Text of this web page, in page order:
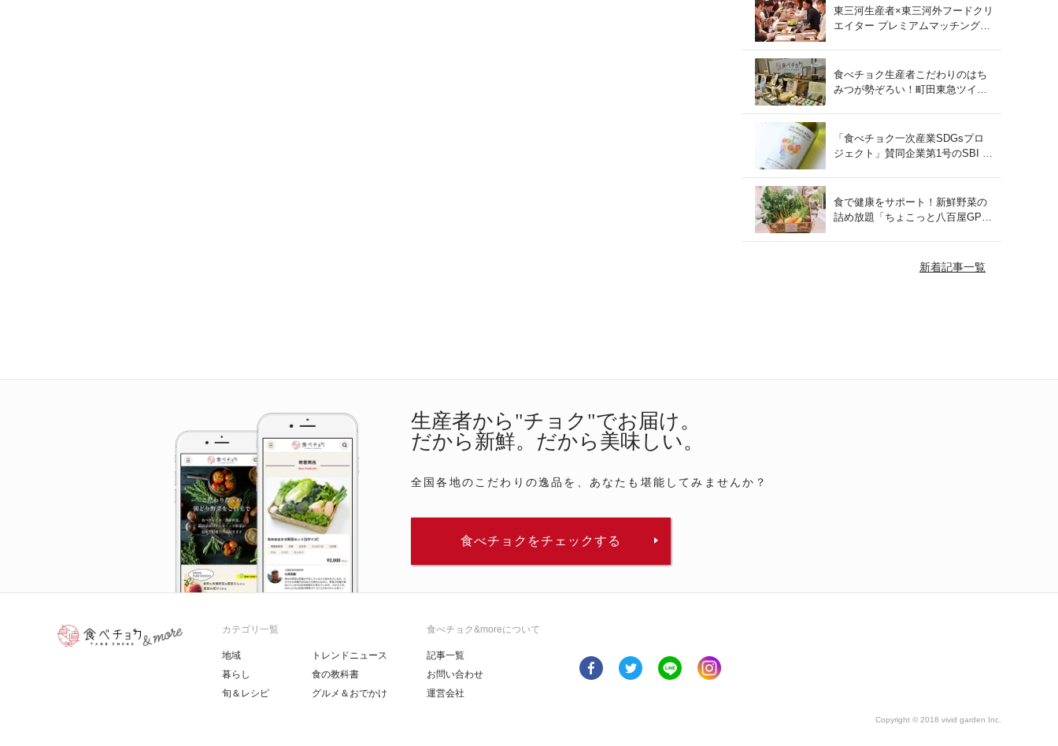
東三河生産者×東三河外フードクリ
エイター プレミアムマッチング会
食べチョク生産者こだわりのはち
みつが勢ぞろい！町田東急ツイン
「食べチョク一次産業SDGsプロ
ジェクト」賛同企業第1号のSBI F
食で健康をサポート！新鮮野菜の
詰め放題「ちょこっと八百屋GP
新着記事一覧
生産者から"チョク"でお届け。
だから新鮮。だから美味しい。
全国各地のこだわりの逸品を、あなたも堪能してみませんか？
食べチョクをチェックする
カテゴリ一覧
地域
暮らし
旬＆レシピ
トレンドニュース
食の教科書
グルメ＆おでかけ
食べチョク&moreについて
記事一覧
お問い合わせ
運営会社
Copyright © 2018 vivid garden Inc.